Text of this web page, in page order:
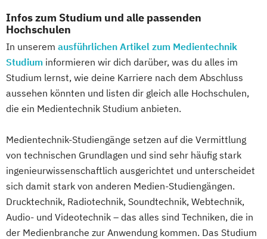
Infos zum Studium und alle passenden
Hochschulen
In unserem ausführlichen Artikel zum Medientechnik
Studium informieren wir dich darüber, was du alles im
Studium lernst, wie deine Karriere nach dem Abschluss
aussehen könnten und listen dir gleich alle Hochschulen,
die ein Medientechnik Studium anbieten.
Medientechnik-Studiengänge setzen auf die Vermittlung
von technischen Grundlagen und sind sehr häufig stark
ingenieurwissenschaftlich ausgerichtet und unterscheidet
sich damit stark von anderen Medien-Studiengängen.
Drucktechnik, Radiotechnik, Soundtechnik, Webtechnik,
Audio- und Videotechnik – das alles sind Techniken, die in
der Medienbranche zur Anwendung kommen. Das Studium